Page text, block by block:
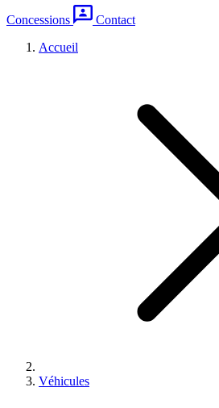
Concessions
Contact
Accueil
Véhicules